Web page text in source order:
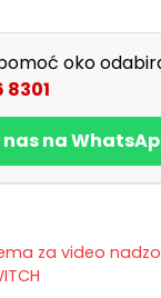
oko
8301
na
za video